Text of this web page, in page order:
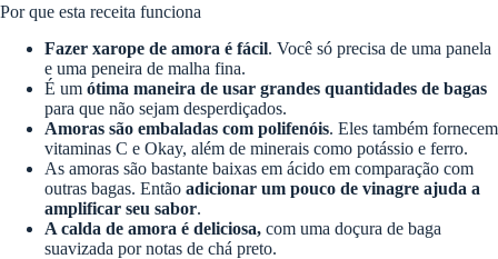
Por que esta receita funciona
Fazer xarope de amora é fácil. Você só precisa de uma panela
e uma peneira de malha fina.
É um ótima maneira de usar grandes quantidades de bagas
para que não sejam desperdiçados.
Amoras são embaladas com polifenóis. Eles também fornecem
vitaminas C e Okay, além de minerais como potássio e ferro.
As amoras são bastante baixas em ácido em comparação com
outras bagas. Então adicionar um pouco de vinagre ajuda a
amplificar seu sabor.
A calda de amora é deliciosa, com uma doçura de baga
suavizada por notas de chá preto.